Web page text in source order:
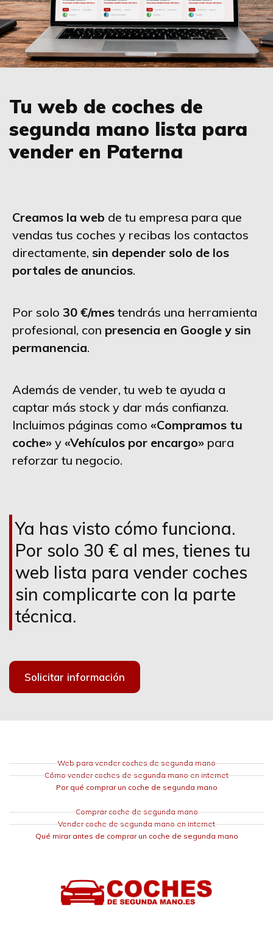
Tu web de coches de
segunda mano lista para
vender en Paterna
Creamos la web de tu empresa para que
vendas tus coches y recibas los contactos
directamente, sin depender solo de los
portales de anuncios.
Por solo 30 €/mes tendrás una herramienta
profesional, con presencia en Google y sin
permanencia.
Además de vender, tu web te ayuda a
captar más stock y dar más confianza.
Incluimos páginas como «Compramos tu
coche» y «Vehículos por encargo» para
reforzar tu negocio.
Ya has visto cómo funciona.
Por solo 30 € al mes, tienes tu
web lista para vender coches
sin complicarte con la parte
técnica.
Solicitar información
Web para vender coches de segunda mano
Cómo vender coches de segunda mano en internet
Por qué comprar un coche de segunda mano
Comprar coche de segunda mano
Vender coche de segunda mano en internet
Qué mirar antes de comprar un coche de segunda mano